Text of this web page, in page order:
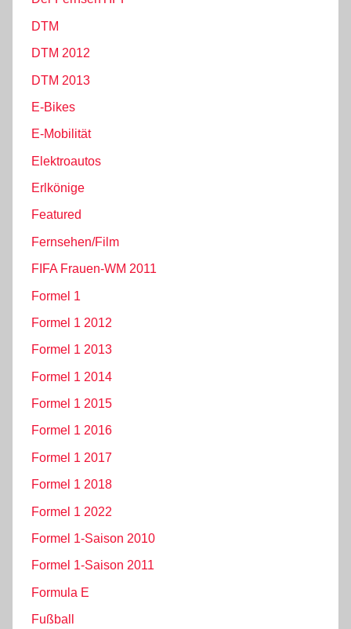
DTM
DTM 2012
DTM 2013
E-Bikes
E-Mobilität
Elektroautos
Erlkönige
Featured
Fernsehen/Film
FIFA Frauen-WM 2011
Formel 1
Formel 1 2012
Formel 1 2013
Formel 1 2014
Formel 1 2015
Formel 1 2016
Formel 1 2017
Formel 1 2018
Formel 1 2022
Formel 1-Saison 2010
Formel 1-Saison 2011
Formula E
Fußball